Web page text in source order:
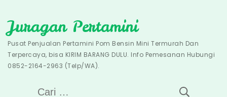
to
content
Juragan Pertamini
Pusat Penjualan Pertamini Pom Bensin Mini Termurah Dan
Terpercaya, bisa KIRIM BARANG DULU. Info Pemesanan Hubungi
0852-2164-2963 (Telp/WA).
Cari